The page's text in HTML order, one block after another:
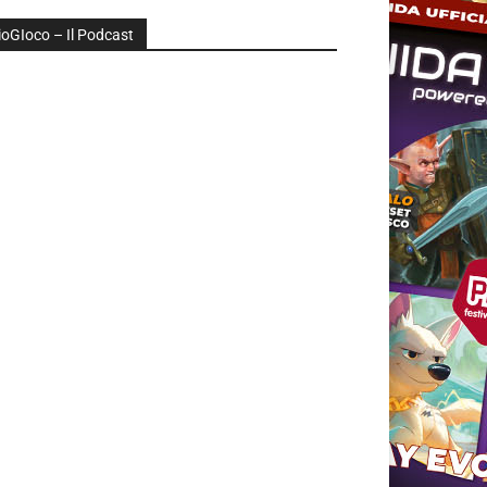
ioGIoco – Il Podcast